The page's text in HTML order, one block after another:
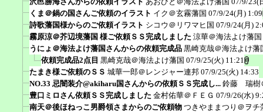
くま＠鍋の国さんご依頼のイラスト イク＠玄霧藩国 07/9/24(月) 1:09
詩歌藩国様からのご依頼イラスト シコウ＠リワマヒ国 07/9/24(月)
霧原涼＠芥辺境藩国 様ご依頼ＳＳ完成しました 涼華＠海法よけ藩国
うにょ＠海法よけ藩国さんからの依頼完成品 黒崎克哉＠海法よけ藩
依頼完成品2点目 黒崎克哉＠海法よけ藩国 07/9/25(火) 11:21
たまき様ご依頼のＳＳ 城華一郎＠レンジャー連邦 07/9/25(火) 14:33
NO.33 忌闇装介@akiharu国さんからの依頼ＳＳ完成し... 鈴藤 瑞樹
豊口ミロさん依頼ＳＳ完成しました 金村佑華＠ＦＥＧ 07/9/26(水)
南天＠後ほねっこ男爵領さまからのご依頼物 つきやままつり＠ヲチ